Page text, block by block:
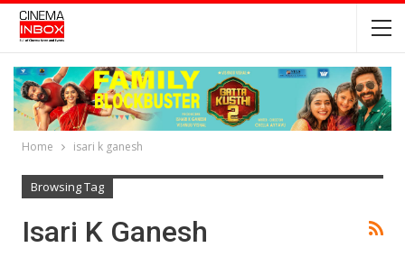
Home isari k ganesh
Browsing Tag
Isari K Ganesh